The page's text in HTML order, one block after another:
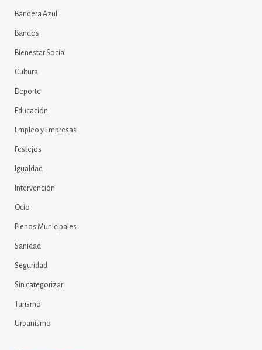
Bandera Azul
Bandos
Bienestar Social
Cultura
Deporte
Educación
Empleo y Empresas
Festejos
Igualdad
Intervención
Ocio
Plenos Municipales
Sanidad
Seguridad
Sin categorizar
Turismo
Urbanismo